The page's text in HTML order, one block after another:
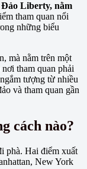
Liberty, nằm
tham quan nổi
những biểu
mà nằm trên một
tham quan phải
tượng từ nhiều
và tham quan gần
cách nào?
phà. Hai điểm xuất
New York